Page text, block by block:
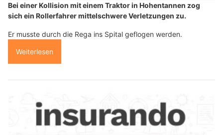
Bei einer Kollision mit einem Traktor in Hohentannen zog
sich ein Rollerfahrer mittelschwere Verletzungen zu.
Er musste durch die Rega ins Spital geflogen werden.
Weiterlesen